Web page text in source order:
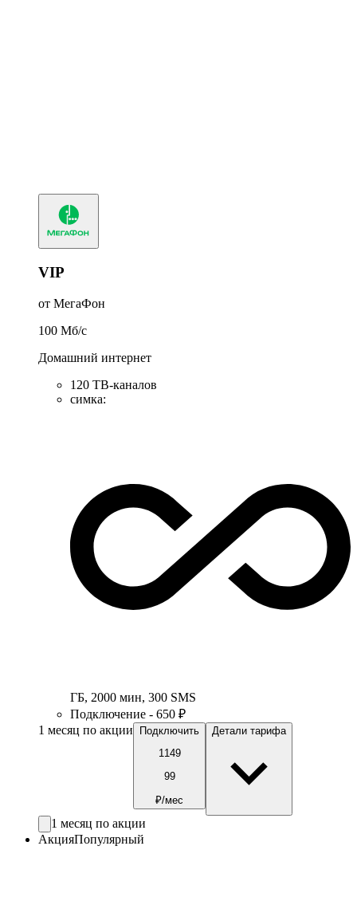
VIP
от МегаФон
100 Мб/c
Домашний интернет
120 ТВ-каналов
симка:
ГБ, 2000 мин, 300 SMS
Подключение - 650 ₽
1 месяц по акции
Подключить
1149
99
₽/мес
Детали тарифа
1 месяц по акции
АкцияПопулярный